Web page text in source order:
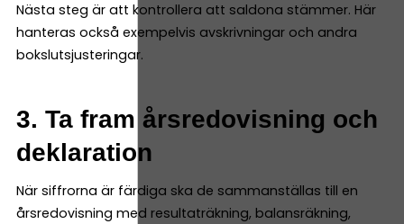
Nästa steg är att kontrollera att saldona stämmer. Här
hanteras också exempelvis avskrivningar och andra
bokslutsjusteringar.
3. Ta fram årsredovisning och
deklaration
När siffrorna är färdiga ska de sammanställas till en
årsredovisning med resultaträkning, balansräkning,